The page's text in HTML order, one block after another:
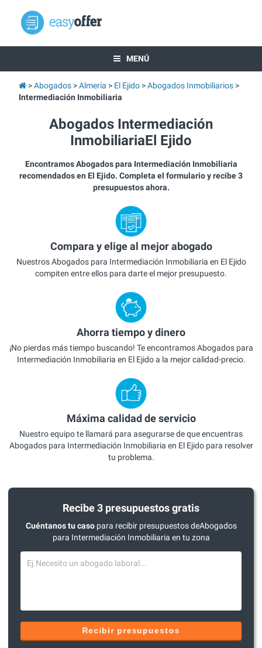
MENÚ
Abogados Almería El Ejido
Abogados Inmobiliarios
Intermediación Inmobiliaria
Abogados Intermediación
InmobiliariaEl Ejido
Encontramos Abogados para Intermediación Inmobiliaria
recomendados en El Ejido. Completa el formulario y recibe 3
presupuestos ahora.
Compara y elige al mejor abogado
Nuestros Abogados para Intermediación Inmobiliaria en El Ejido
compiten entre ellos para darte el mejor presupuesto.
Ahorra tiempo y dinero
¡No pierdas más tiempo buscando! Te encontramos Abogados para
Intermediación Inmobiliaria en El Ejido a la mejor calidad-precio.
Máxima calidad de servicio
Nuestro equipo te llamará para asegurarse de que encuentras
Abogados para Intermediación Inmobiliaria en El Ejido para resolver
tu problema.
Recibe 3 presupuestos gratis
Cuéntanos tu casopara recibir presupuestos deAbogados
para Intermediación Inmobiliaria en tu zona
Recibir presupuestos